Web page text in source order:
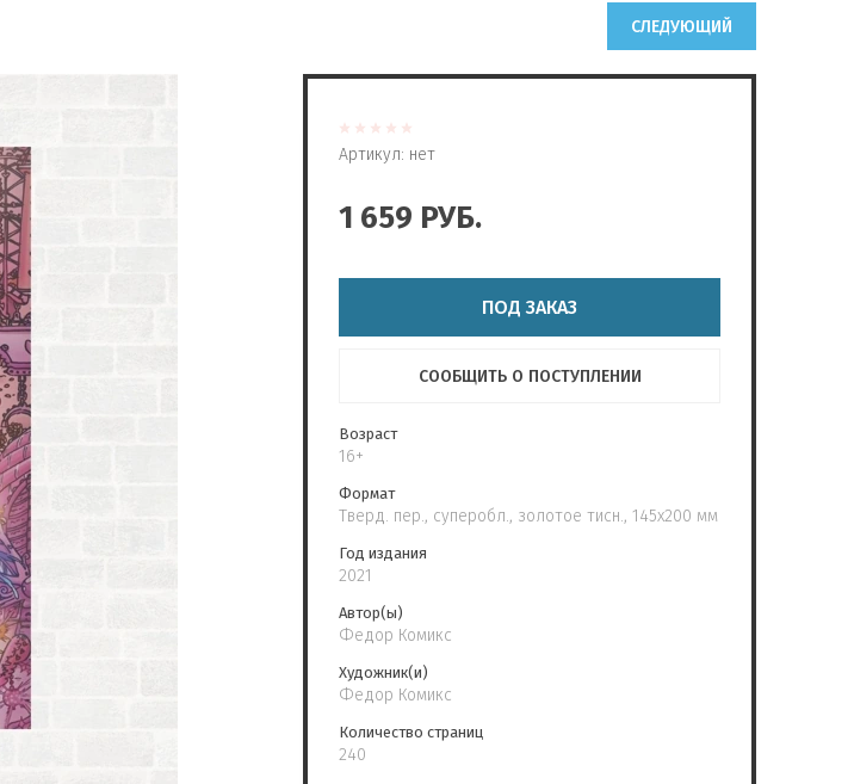
СЛЕДУЮЩИЙ
Артикул: нет
1 659 РУБ.
ПОД ЗАКАЗ
СООБЩИТЬ О ПОСТУПЛЕНИИ
Возраст
16+
Формат
Тверд. пер., суперобл., золотое тисн., 145x200 мм
Год издания
2021
Автор(ы)
Федор Комикс
Художник(и)
Федор Комикс
Количество страниц
240